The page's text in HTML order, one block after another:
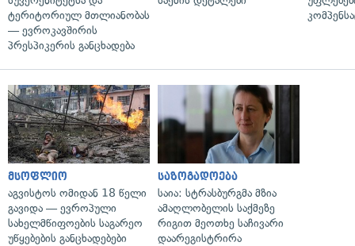
ტერიტორიულ მთლიანობას
— ევროკავშირის
პრესპიკერის განცხადება
მსოფლიო
აგვისტოს ომიდან 18 წელი
გავიდა — ევროპული
სახელმწიფოების საგარეო
უწყებების განცხადებები
საზოგადოება
საია: სტრასბურგმა მზია
ამაღლობელის საქმეზე
რიგით მეოთხე საჩივარი
დაარეგისტრირა